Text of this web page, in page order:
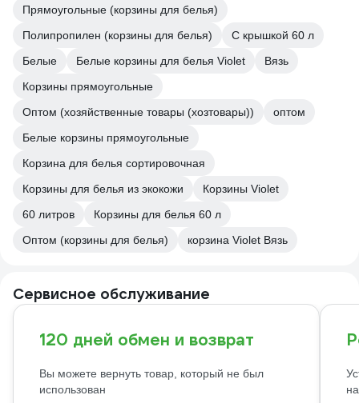
Прямоугольные (корзины для белья)
Полипропилен (корзины для белья)
С крышкой 60 л
Белые
Белые корзины для белья Violet
Вязь
Корзины прямоугольные
Оптом (хозяйственные товары (хозтовары))
оптом
Белые корзины прямоугольные
Корзина для белья сортировочная
Корзины для белья из экокожи
Корзины Violet
60 литров
Корзины для белья 60 л
Оптом (корзины для белья)
корзина Violet Вязь
Сервисное обслуживание
120 дней обмен и возврат
Вы можете вернуть товар, который не был
использован